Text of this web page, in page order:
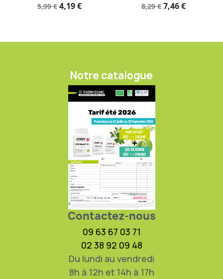
5,99 € 4,19 €
8,29 € 7,46 €
Notre catalogue
Contactez-nous
09 63 67 03 71
02 38 92 09 48
Du lundi au vendredi
8h à 12h et 14h à 17h